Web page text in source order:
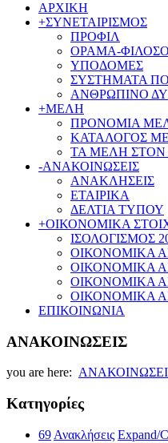
ΑΡΧΙΚΗ
+ΣΥΝΕΤΑΙΡΙΣΜΟΣ
ΠΡΟΦΙΛ
ΟΡΑΜΑ-
ΥΠΟΔΟΜΕΣ
ΣΥΣΤΗΜΑΤΑ
ΑΝΘΡΩΠΙΝΟ
+ΜΕΛΗ
ΠΡΟΝΟΜΙΑ
ΚΑΤΑΛΟΓΟΣ
ΤΑ ΜΕΛΗ ΣΤΟΝ
-ΑΝΑΚΟΙΝΩΣΕΙΣ
ΑΝΑΚΛΗΣΕΙΣ
ΕΤΑΙΡΙΚΑ
ΔΕΛΤΙΑ ΤΥΠΟΥ
+ΟΙΚΟΝΟΜΙΚΑ
ΙΣΟΛΟΓΙΣΜΟΣ
ΟΙΚΟΝΟΜΙΚΑ
ΟΙΚΟΝΟΜΙΚΑ
ΟΙΚΟΝΟΜΙΚΑ
ΟΙΚΟΝΟΜΙΚΑ
ΕΠΙΚΟΙΝΩΝΙΑ
ΑΝΑΚΟΙΝΩΣΕΙΣ
you are here:
Κατηγορίες
69 Ανακλήσεις Expand/